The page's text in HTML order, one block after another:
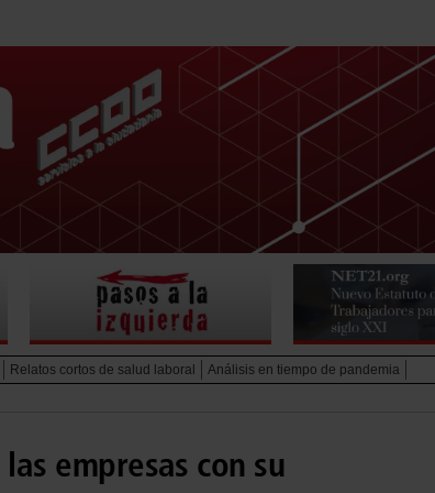
Relatos cortos de salud laboral
Análisis en tiempo de pandemia
empresas con su